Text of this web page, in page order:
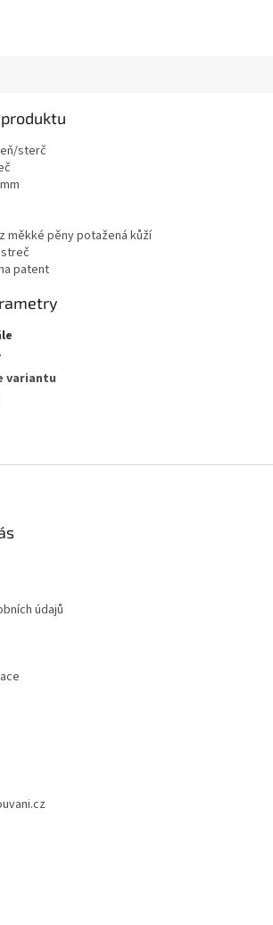
sterč
měkké pěny potažená kůží
patent
variantu
údajů